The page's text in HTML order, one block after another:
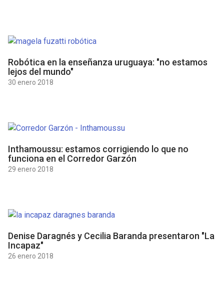
Robótica en la enseñanza uruguaya: "no estamos
lejos del mundo"
30 enero 2018
Inthamoussu: estamos corrigiendo lo que no
funciona en el Corredor Garzón
29 enero 2018
Denise Daragnés y Cecilia Baranda presentaron "La
Incapaz"
26 enero 2018